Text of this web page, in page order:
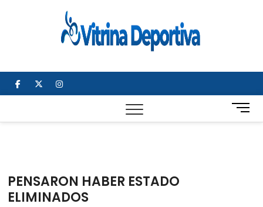
facebook
twitterinstagram
B
o
PENSARON HABER ESTADO
ELIMINADOS